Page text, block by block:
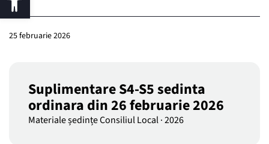
25 februarie 2026
Suplimentare S4-S5 sedinta
ordinara din 26 februarie 2026
Materiale ședințe Consiliul Local·2026